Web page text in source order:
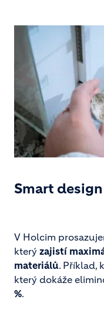
Smart design
V Holcim
který zajistí
materiálů. Příklad,
který dokáže
%.